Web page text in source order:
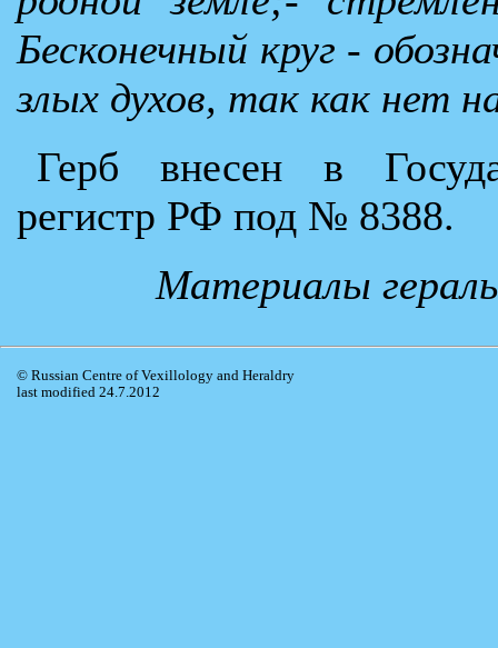
Бесконечный круг -
злых духов, так как нет
Герб внесен в
регистр РФ под № 8388.
Материалы
© Russian Centre of Vexillology and Heraldry
last modified 24.7.2012